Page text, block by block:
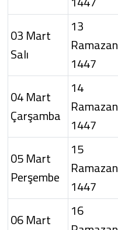
03 Mart
Salı
13
Ramazan
1447
04 Mart
Çarşamba
14
Ramazan
1447
05 Mart
Perşembe
15
Ramazan
1447
06 Mart
16